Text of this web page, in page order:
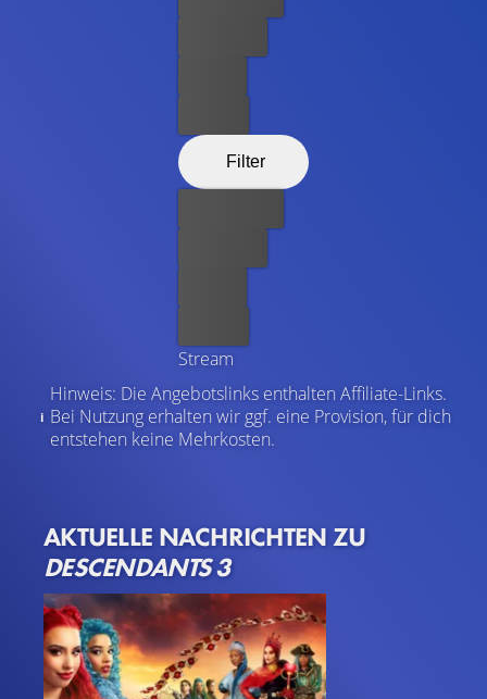
Filter
Stream
Hinweis: Die Angebotslinks enthalten Affiliate-Links.
Bei Nutzung erhalten wir ggf. eine Provision, für dich
entstehen keine Mehrkosten.
AKTUELLE NACHRICHTEN ZU
DESCENDANTS 3